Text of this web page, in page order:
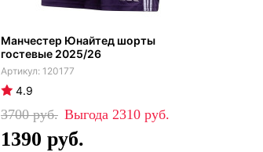
Манчестер Юнайтед шорты
гостевые 2025/26
120177
4.9
3700 2310
1390